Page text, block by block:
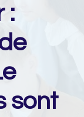
:
sont